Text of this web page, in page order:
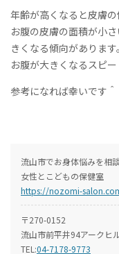
年齢が高くなると皮膚
お腹の皮膚の面積が小
きくなる傾向がありま
お腹が大きくなるスピー
参考になれば幸いです＾
流山市でお身体悩みを相
女性とこどもの保健室
https://nozomi-
〒270-0152
流山市前平井94アークヒ
TEL:04-7178-9773